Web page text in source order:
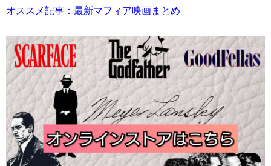
オススメ記事：最新マフィア映画まとめ